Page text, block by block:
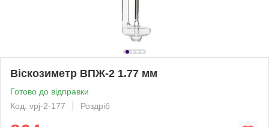
Віскозиметр ВПЖ-2 1.77 мм
Готово до відправки
Код: vpj-2-177
Роздріб